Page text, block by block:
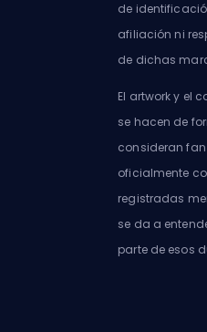
de
afiliación ni
de dichas
El artwork y el
se hacen de
consideran
oficialmente
registradas
se da a
parte de esos